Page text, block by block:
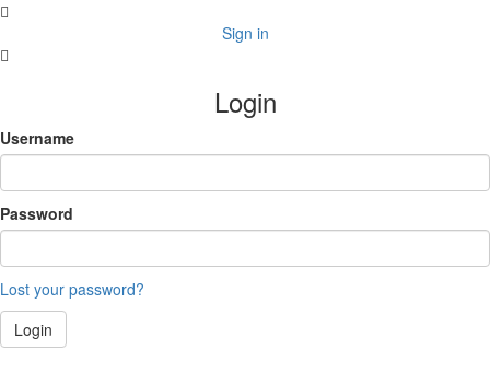
Sign in
Login
Username
Password
Lost your password?